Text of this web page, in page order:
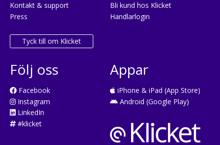
Kontakt & support
Press
Tyck till om Klicket
Bli kund hos Klicket
Handlarlogin
Följ oss
Facebook
Instagram
LinkedIn
#klicket
Appar
iPhone & iPad (App Store)
Android (Google Play)